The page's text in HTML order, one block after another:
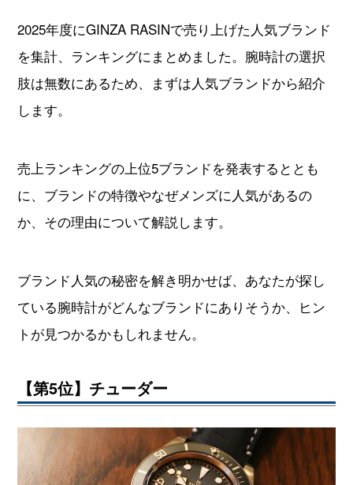
2025年度にGINZA RASINで売り上げた人気ブランド
を集計、ランキングにまとめました。腕時計の選択
肢は無数にあるため、まずは人気ブランドから紹介
します。
売上ランキングの上位5ブランドを発表するととも
に、ブランドの特徴やなぜメンズに人気があるの
か、その理由について解説します。
ブランド人気の秘密を解き明かせば、あなたが探し
ている腕時計がどんなブランドにありそうか、ヒン
トが見つかるかもしれません。
【第5位】チューダー